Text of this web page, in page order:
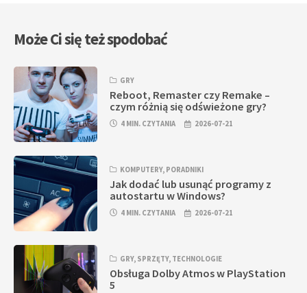
Może Ci się też spodobać
GRY
Reboot, Remaster czy Remake –
czym różnią się odświeżone gry?
4 MIN. CZYTANIA 2026-07-21
KOMPUTERY, PORADNIKI
Jak dodać lub usunąć programy z
autostartu w Windows?
4 MIN. CZYTANIA 2026-07-21
GRY, SPRZĘTY, TECHNOLOGIE
Obsługa Dolby Atmos w PlayStation
5